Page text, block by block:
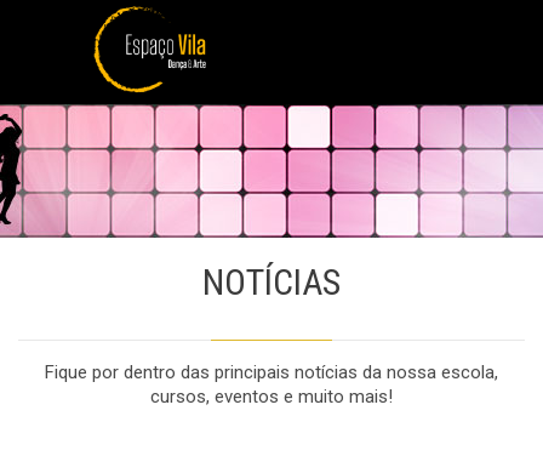
NOTÍCIAS
Fique por dentro das principais notícias da nossa escola,
cursos, eventos e muito mais!